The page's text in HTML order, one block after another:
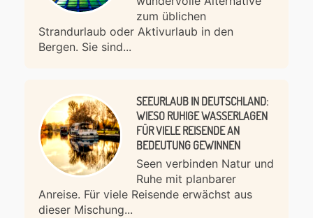
zum üblichen
Strandurlaub oder Aktivurlaub in den
Bergen. Sie sind...
SEEURLAUB IN DEUTSCHLAND:
WIESO RUHIGE WASSERLAGEN
FÜR VIELE REISENDE AN
BEDEUTUNG GEWINNEN
Seen verbinden Natur und
Ruhe mit planbarer
Anreise. Für viele Reisende erwächst aus
dieser Mischung...